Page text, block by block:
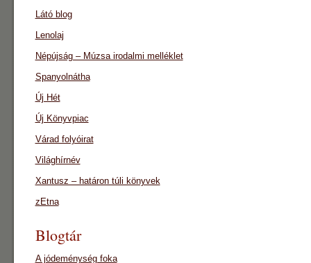
Látó blog
Lenolaj
Népújság – Múzsa irodalmi melléklet
Spanyolnátha
Új Hét
Új Könyvpiac
Várad folyóirat
Világhírnév
Xantusz – határon túli könyvek
zEtna
Blogtár
A jódeménység foka